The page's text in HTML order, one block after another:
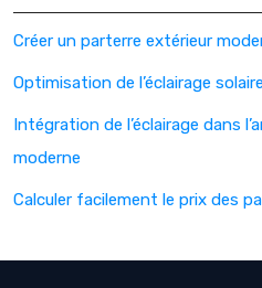
Créer un parterre extérieur
Optimisation de l’éclairage
Intégration de l’éclairage dans
moderne
Calculer facilement le prix des